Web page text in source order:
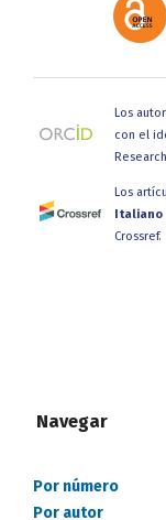
Los
con el
Los
Italiano
Crossref.
Navegar
Por número
Por autor